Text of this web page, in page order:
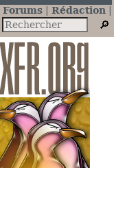
Forums
Rédaction